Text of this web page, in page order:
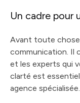
Un cadre pour
Avant toute
communication. Il
et les experts qui
clarté est
agence spécialisée.